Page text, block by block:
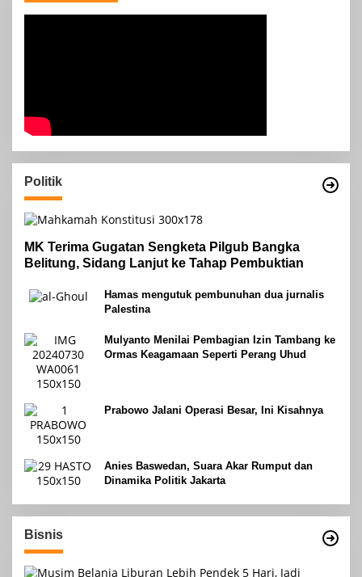
Politik
MK Terima Gugatan Sengketa Pilgub Bangka
Belitung, Sidang Lanjut ke Tahap Pembuktian
Hamas mengutuk pembunuhan dua jurnalis
Palestina
Mulyanto Menilai Pembagian Izin Tambang ke
Ormas Keagamaan Seperti Perang Uhud
Prabowo Jalani Operasi Besar, Ini Kisahnya
Anies Baswedan, Suara Akar Rumput dan
Dinamika Politik Jakarta
Bisnis